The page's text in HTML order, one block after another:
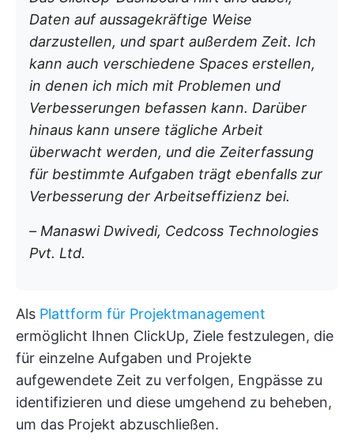
Daten auf aussagekräftige Weise
darzustellen, und spart außerdem Zeit. Ich
kann auch verschiedene Spaces erstellen,
in denen ich mich mit Problemen und
Verbesserungen befassen kann. Darüber
hinaus kann unsere tägliche Arbeit
überwacht werden, und die Zeiterfassung
für bestimmte Aufgaben trägt ebenfalls zur
Verbesserung der Arbeitseffizienz bei.
– Manaswi Dwivedi, Cedcoss Technologies
Pvt. Ltd.
Als Plattform für Projektmanagement
ermöglicht Ihnen ClickUp, Ziele festzulegen, die
für einzelne Aufgaben und Projekte
aufgewendete Zeit zu verfolgen, Engpässe zu
identifizieren und diese umgehend zu beheben,
um das Projekt abzuschließen.